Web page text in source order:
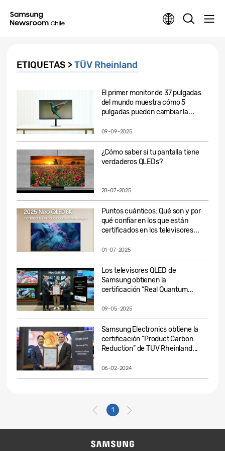
ETIQUETAS >TÜV Rheinland
El primer monitor de 37 pulgadas
del mundo muestra cómo 5
pulgadas pueden cambiar la...
09-09-2025
¿Cómo saber si tu pantalla tiene
verdaderos QLEDs?
28-07-2025
Puntos cuánticos: Qué son y por
qué confiar en los que están
certificados en los televisores...
01-07-2025
Los televisores QLED de
Samsung obtienen la
certificación “Real Quantum...
09-05-2025
Samsung Electronics obtiene la
certificación “Product Carbon
Reduction” de TÜV Rheinland...
06-02-2024
1